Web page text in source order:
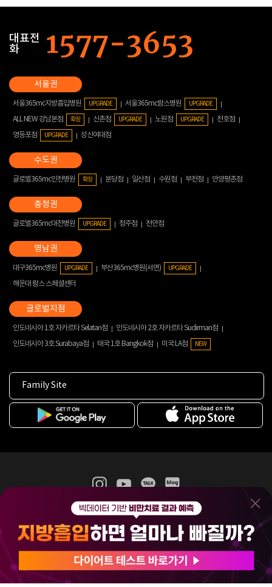
대표전
화
서울365mc지방흡입병원 UPGRADE 서울365mc람스병원 UPGRADE
ALL NEW 강남본점 확장 신촌점 UPGRADE 노원점 UPGRADE
천호점
영등포점
UPGRADE 성신여대점
글로벌365mc인천병원 확장 분당점 일산점 수원점 부천점 안양평촌점
글로벌365mc대전병원 UPGRADE 청주점 천안점
대구365mc병원 UPGRADE 부산365mc병원(서면) UPGRADE
해운대 람스 스페셜센터
인도네시아 1호 자카르타 Selatan점
인도네시아 2호 자카르타 Sudirman점
인도네시아 3호 Surabaya점
태국 1호 Bangkok점 미국 LA점 NEW
Family Site
365mc 병·의원 이용약관
홈페이지 이용약관
비급여진료수가
(주)365mcㅣ서울특별시 서초구 서초대로52길 7, 3~4층(서초동, 제일빌딩)
120-87-04354ㅣ김남철
COPYRIGHT(C) 2025 365mc. ALL RIGHTS RESERVED.